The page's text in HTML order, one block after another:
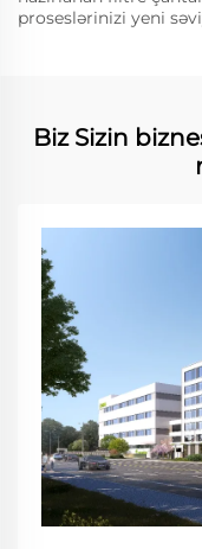
proseslərinizi yeni
Biz Sizin